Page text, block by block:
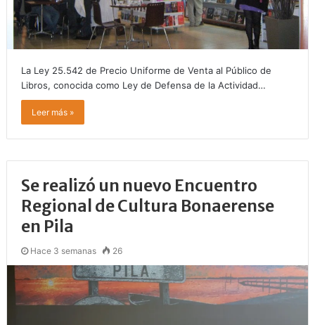
La Ley 25.542 de Precio Uniforme de Venta al Público de
Libros, conocida como Ley de Defensa de la Actividad…
Leer más »
Se realizó un nuevo Encuentro
Regional de Cultura Bonaerense
en Pila
Hace 3 semanas 26